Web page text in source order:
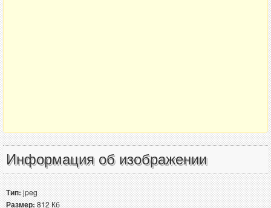
Информация об изображении
Тип:jpeg
Размер:812 Кб